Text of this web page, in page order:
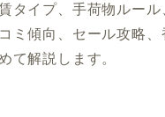
タイプ、手荷物ルール
ミ傾向、セール攻略、
て解説します。